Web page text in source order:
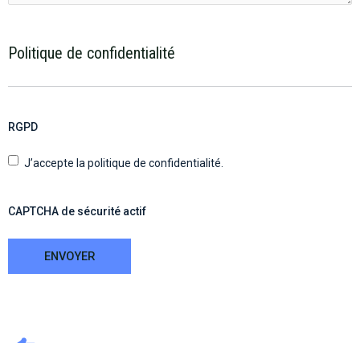
Politique de confidentialité
RGPD
J’accepte la politique de confidentialité.
CAPTCHA de sécurité actif